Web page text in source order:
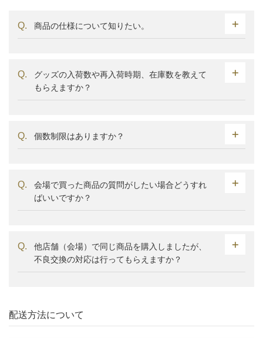
商品の仕様について知りたい。
グッズの入荷数や再入荷時期、在庫数を教えて
もらえますか？
個数制限はありますか？
会場で買った商品の質問がしたい場合どうすれ
ばいいですか？
他店舗（会場）で同じ商品を購入しましたが、
不良交換の対応は行ってもらえますか？
配送方法について